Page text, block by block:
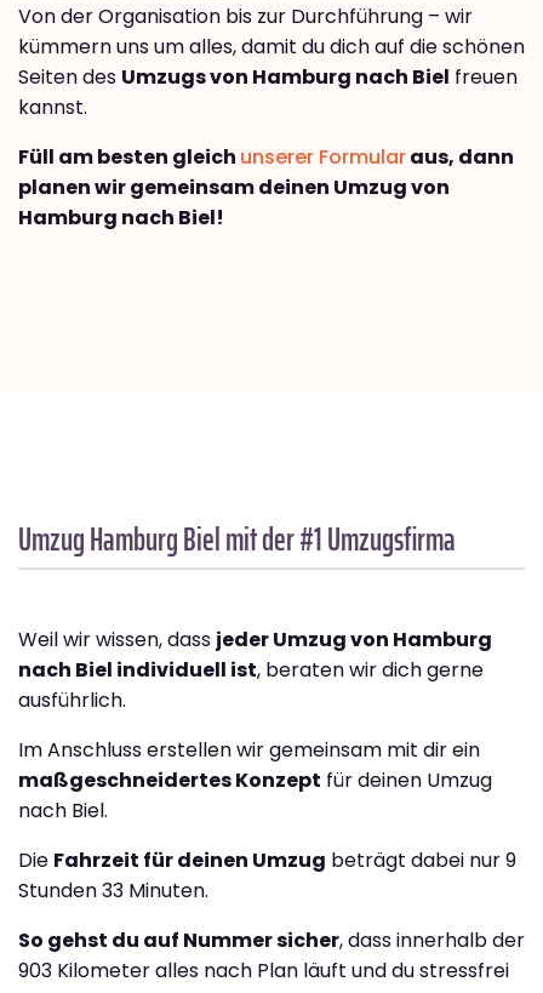
Von der Organisation bis zur Durchführung – wir
kümmern uns um alles, damit du dich auf die schönen
Seiten des Umzugs von Hamburg nach Biel freuen
kannst.
Füll am besten gleich unserer Formularaus, dann
planen wir gemeinsam deinen Umzug von
Hamburg nach Biel!
Umzug HamburgBielmit der #1 Umzugsfirma
Weil wir wissen, dass jeder Umzug von Hamburg
nach Biel individuell ist, beraten wir dich gerne
ausführlich.
Im Anschluss erstellen wir gemeinsam mit dir ein
maßgeschneidertes Konzept für deinen Umzug
nach Biel.
Die Fahrzeit für deinen Umzug beträgt dabei nur 9
Stunden 33 Minuten.
So gehst du auf Nummer sicher, dass innerhalb der
903 Kilometer alles nach Plan läuft und du stressfrei